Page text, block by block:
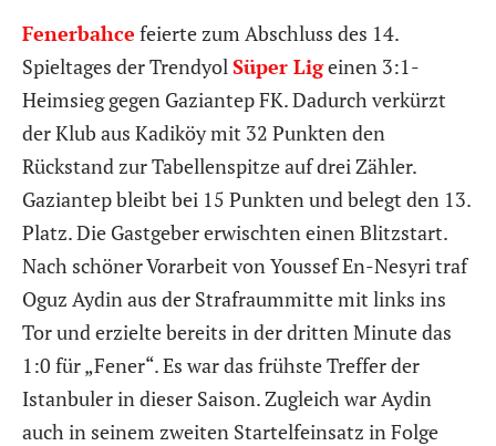
Fenerbahce feierte zum Abschluss des 14.
Spieltages der Trendyol Süper Ligeinen 3:1-
Heimsieg gegen Gaziantep FK. Dadurch verkürzt
der Klub aus Kadiköy mit 32 Punkten den
Rückstand zur Tabellenspitze auf drei Zähler.
Gaziantep bleibt bei 15 Punkten und belegt den 13.
Platz. Die Gastgeber erwischten einen Blitzstart.
Nach schöner Vorarbeit von Youssef En-Nesyri traf
Oguz Aydin aus der Strafraummitte mit links ins
Tor und erzielte bereits in der dritten Minute das
1:0 für „Fener“. Es war das frühste Treffer der
Istanbuler in dieser Saison. Zugleich war Aydin
auch in seinem zweiten Startelfeinsatz in Folge